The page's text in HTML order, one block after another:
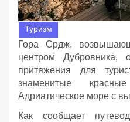
Туризм
Гора Срдж,
центром Дубровника,
притяжения для
знаменитые
Адриатическое море с
Как сообщает